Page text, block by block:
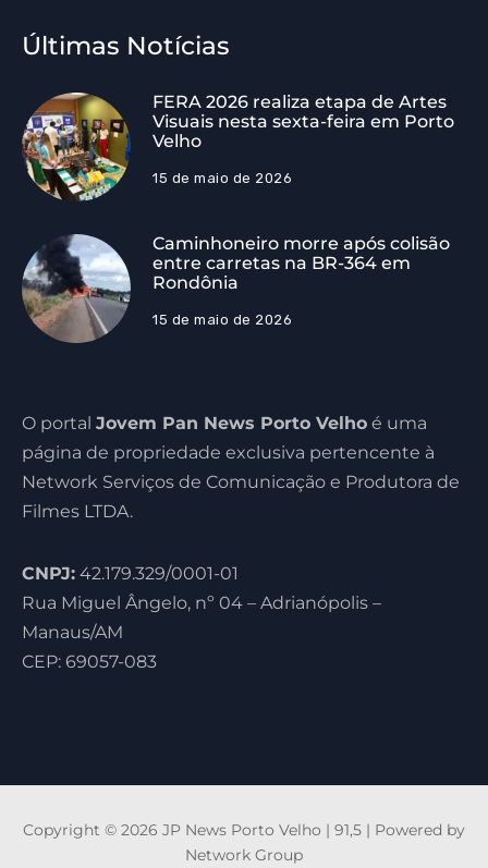
Últimas Notícias
FERA 2026 realiza etapa de Artes
Visuais nesta sexta-feira em Porto
Velho
15 de maio de 2026
Caminhoneiro morre após colisão
entre carretas na BR-364 em
Rondônia
15 de maio de 2026
O portal Jovem Pan News Porto Velho é uma
página de propriedade exclusiva pertencente à
Network Serviços de Comunicação e Produtora de
Filmes LTDA.
CNPJ: 42.179.329/0001-01
Rua Miguel Ângelo, nº 04 – Adrianópolis –
Manaus/AM
CEP: 69057-083
Copyright © 2026 JP News Porto Velho | 91,5 | Powered by
Network Group